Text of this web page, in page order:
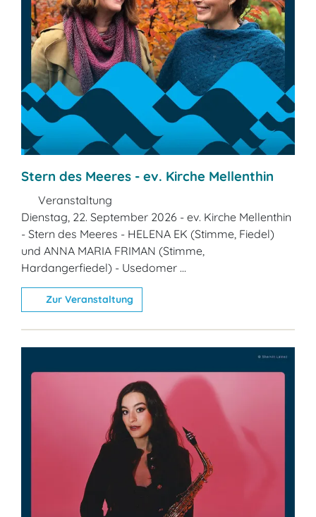
Stern des Meeres - ev. Kirche Mellenthin
Veranstaltung
Dienstag, 22. September 2026 - ev. Kirche Mellenthin
- Stern des Meeres - HELENA EK (Stimme, Fiedel)
und ANNA MARIA FRIMAN (Stimme,
Hardangerfiedel) - Usedomer ...
Zur Veranstaltung